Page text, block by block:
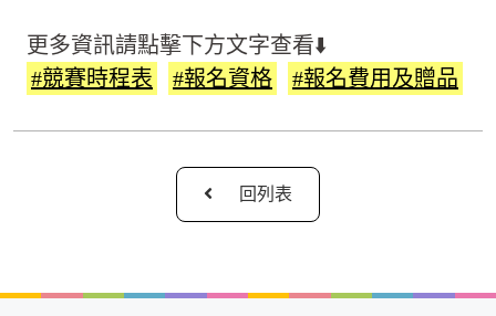
更多資訊請點擊下方文字查看⬇️
#競賽時程表
#報名資格 #報名費用及贈品
回列表